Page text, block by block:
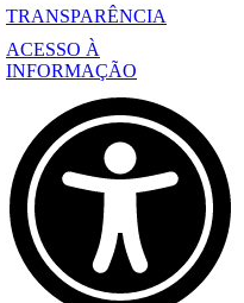
TRANSPARÊNCIA
ACESSO À
INFORMAÇÃO